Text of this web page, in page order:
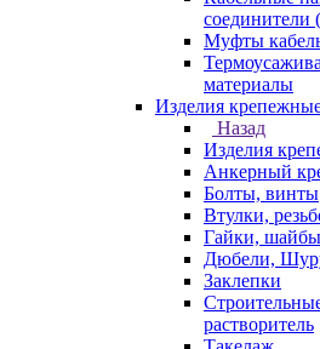
соединители
Муфты
материалы
Изделия
Назад
Изделия
Анкерный
Болты, винты
Втулки,
Гайки, шайбы
Дюбели,
Заклепки
растворитель